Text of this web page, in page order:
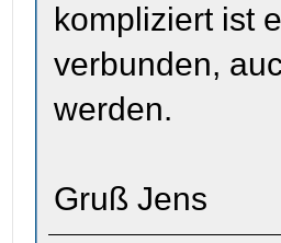
kompliziert ist
verbunden,
werden.
Gruß Jens